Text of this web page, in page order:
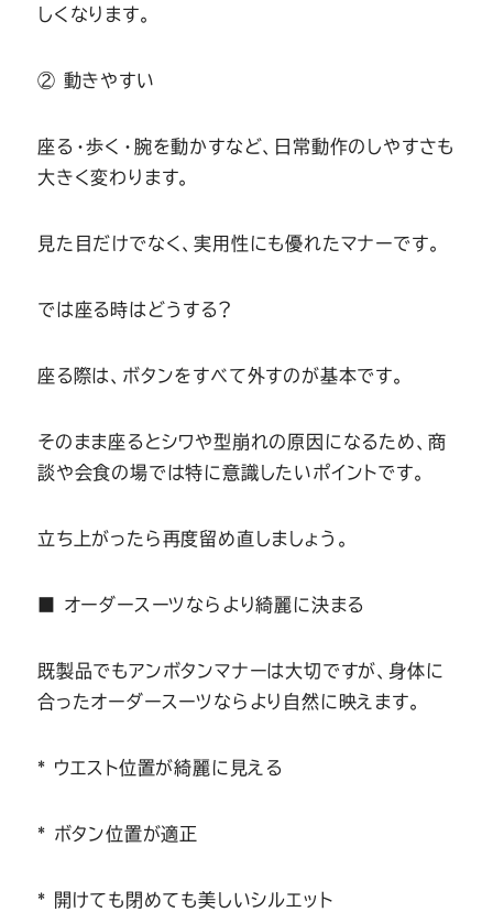
しくなります。
② 動きやすい
座る・歩く・腕を動かすなど、日常動作のしやすさも
大きく変わります。
見た目だけでなく、実用性にも優れたマナーです。
では座る時はどうする？
座る際は、ボタンをすべて外すのが基本です。
そのまま座るとシワや型崩れの原因になるため、商
談や会食の場では特に意識したいポイントです。
立ち上がったら再度留め直しましょう。
■ オーダースーツならより綺麗に決まる
既製品でもアンボタンマナーは大切ですが、身体に
合ったオーダースーツならより自然に映えます。
* ウエスト位置が綺麗に見える
* ボタン位置が適正
* 開けても閉めても美しいシルエット